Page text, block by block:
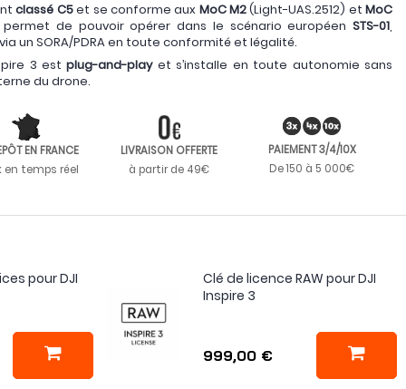
classé C5et se conforme aux MoC M2(Light-UAS.2512) etMoC
permet de pouvoir opérer dans le scénario européen STS-01,
un SORA/PDRA en toute conformité et légalité.
3 estplug-and-playet s’installe en toute autonomie sans
du drone.
EN FRANCE
en temps réel
LIVRAISON OFFERTE
à partir de 49€
PAIEMENT 3/4/10X
De 150 à 5 000€
pour DJI
Clé de licence RAW pour DJI
Inspire 3
999,00 €